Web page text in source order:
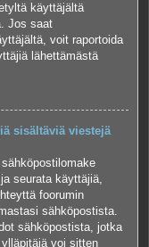
käyttäjältä
Jos saat
voit raportoida
lähettämästä
sisältäviä viestejä
seurata käyttäjiä,
foorumin
sähköpostista.
sähköpostista, jotka
voi sitten